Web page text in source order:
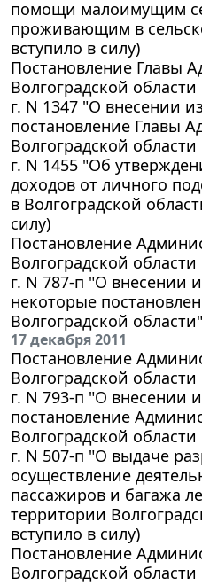
помощи малоимущим
проживающим в
вступило в силу)
Постановление Главы
Волгоградской области
г. N 1347 "О внесении
постановление Главы
Волгоградской
г. N 1455 "Об
доходов от личного
в Волгоградской
силу)
Постановление
Волгоградской области
г. N 787-п "О внесении
некоторые
Волгоградской области"
17 декабря 2011
Постановление
Волгоградской области
г. N 793-п "О внесении
постановление
Волгоградской области
г. N 507-п "О выдаче
осуществление
пассажиров и багажа
территории
вступило в силу)
Постановление
Волгоградской области